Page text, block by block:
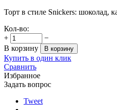
Торт в стиле Snickers: шоколад,
Кол-во:
+
−
В корзину
В корзину
Купить в один клик
Сравнить
Избранное
Задать вопрос
Tweet